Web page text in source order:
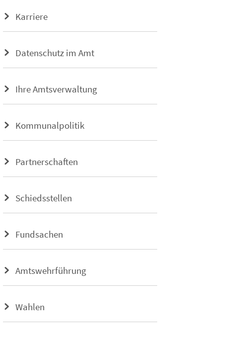
Karriere
Datenschutz im Amt
Ihre Amtsverwaltung
Kommunalpolitik
Partnerschaften
Schiedsstellen
Fundsachen
Amtswehrführung
Wahlen